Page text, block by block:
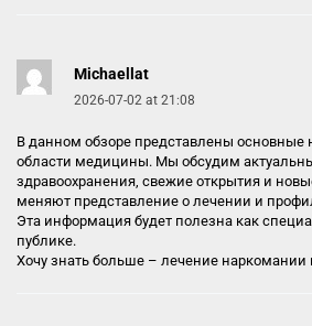
Michaellat
2026-07-02 at 21:08
В данном обзоре представлены основные
области медицины. Мы обсудим
здравоохранения, свежие открытия и
меняют представление о лечении и
Эта информация будет полезна как
публике.
Хочу знать больше – лечение наркомании